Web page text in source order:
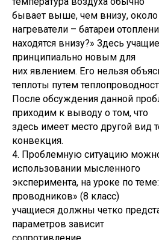
бывает выше, чем внизу, около
нагреватели – батареи
находятся внизу?» Здесь
принципиально новым для
них явлением. Его нельзя
теплоты путем
После обсуждения данной
приходим к выводу о том, что
здесь имеет место другой вид
конвекция.
4. Проблемную ситуацию
использовании мысленного
эксперимента, на уроке по
проводников» (8 класс)
учащиеся должны четко
параметров зависит